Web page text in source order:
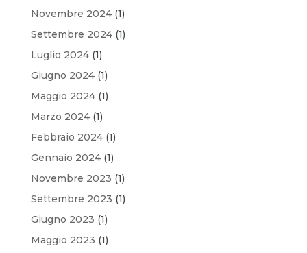
Novembre 2024(1)
Settembre 2024(1)
Luglio 2024(1)
Giugno 2024(1)
Maggio 2024(1)
Marzo 2024(1)
Febbraio 2024(1)
Gennaio 2024(1)
Novembre 2023 (1)
Settembre 2023 (1)
Giugno 2023 (1)
Maggio 2023 (1)